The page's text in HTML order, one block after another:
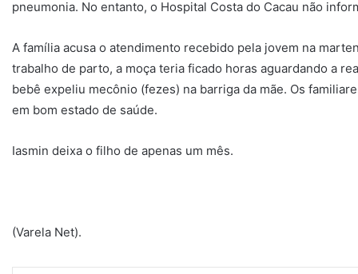
pneumonia. No entanto, o Hospital Costa do Cacau não
A família acusa o atendimento recebido pela jovem na
trabalho de parto, a moça teria ficado horas aguardando a
bebê expeliu mecônio (fezes) na barriga da mãe. Os
em bom estado de saúde.
Iasmin deixa o filho de apenas um mês.
(Varela Net).